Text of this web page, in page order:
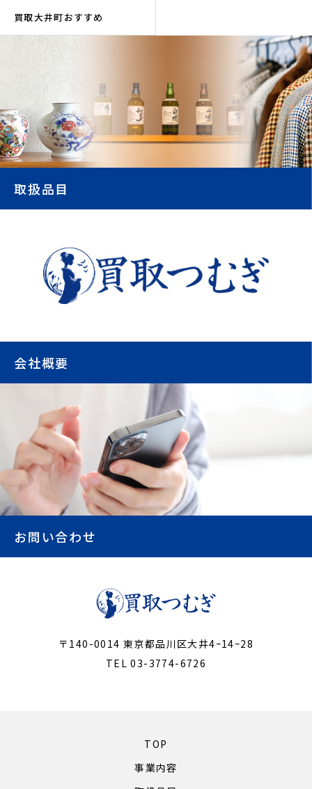
買取大井町おすすめ
取扱品目
会社概要
お問い合わせ
〒140-0014 東京都品川区大井4ｰ14ｰ28
TEL 03-3774-6726
TOP
事業内容